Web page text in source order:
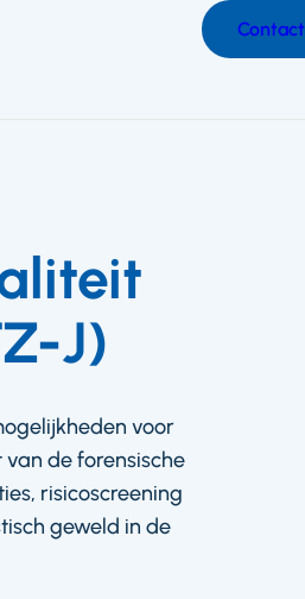
Contact
J)
voor
de forensische
risicoscreening
geweld in de